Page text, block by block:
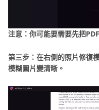
注意：你可能要需要先把
第三步：在右側的照片修復
模糊圖片變清晰。